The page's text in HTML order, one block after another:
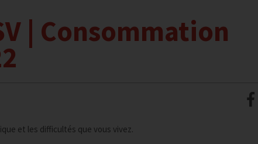
| Consommation
et les difficultés que vous vivez.